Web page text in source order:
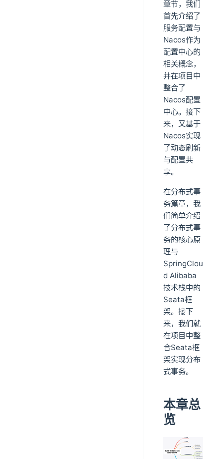
章节，我们
首先介绍了
服务配置与
Nacos作为
配置中心的
相关概念，
并在项目中
整合了
Nacos配置
中心。接下
来，又基于
Nacos实现
了动态刷新
与配置共
享。
在分布式事
务篇章，我
们简单介绍
了分布式事
务的核心原
理与
SpringClou
d Alibaba
技术栈中的
Seata框
架。接下
来，我们就
在项目中整
合Seata框
架实现分布
式事务。
本章总
览